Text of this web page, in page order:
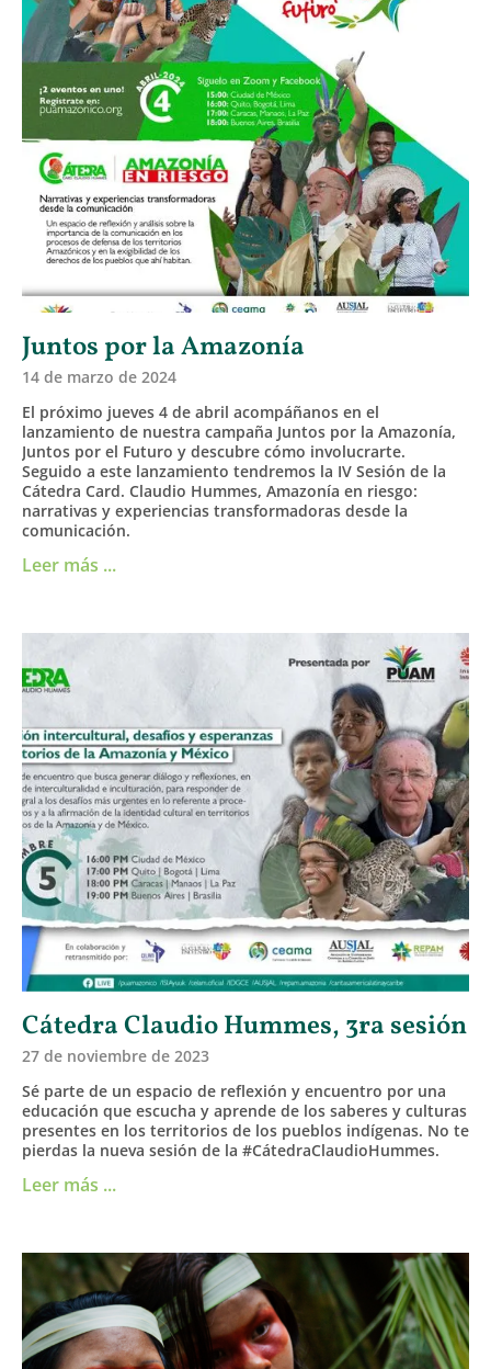
Juntos por la Amazonía
14 de marzo de 2024
El próximo jueves 4 de abril acompáñanos en el
lanzamiento de nuestra campaña Juntos por la Amazonía,
Juntos por el Futuro y descubre cómo involucrarte.
Seguido a este lanzamiento tendremos la IV Sesión de la
Cátedra Card. Claudio Hummes, Amazonía en riesgo:
narrativas y experiencias transformadoras desde la
comunicación.
Leer más ...
Cátedra Claudio Hummes, 3ra sesión
27 de noviembre de 2023
Sé parte de un espacio de reflexión y encuentro por una
educación que escucha y aprende de los saberes y culturas
presentes en los territorios de los pueblos indígenas. No te
pierdas la nueva sesión de la #CátedraClaudioHummes.
Leer más ...